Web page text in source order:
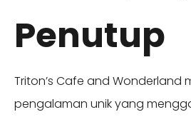
Penutup
Triton’s Cafe and Wonderland
pengalaman unik yang